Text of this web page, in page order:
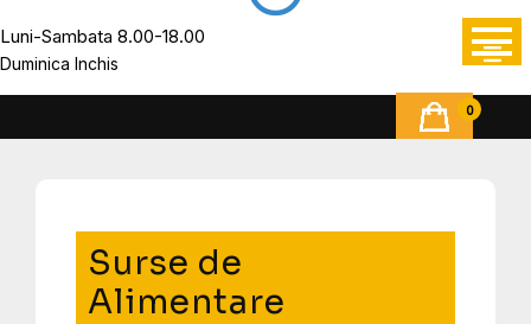
Luni-Sambata 8.00-18.00
Duminica Inchis
0
Surse de
Alimentare